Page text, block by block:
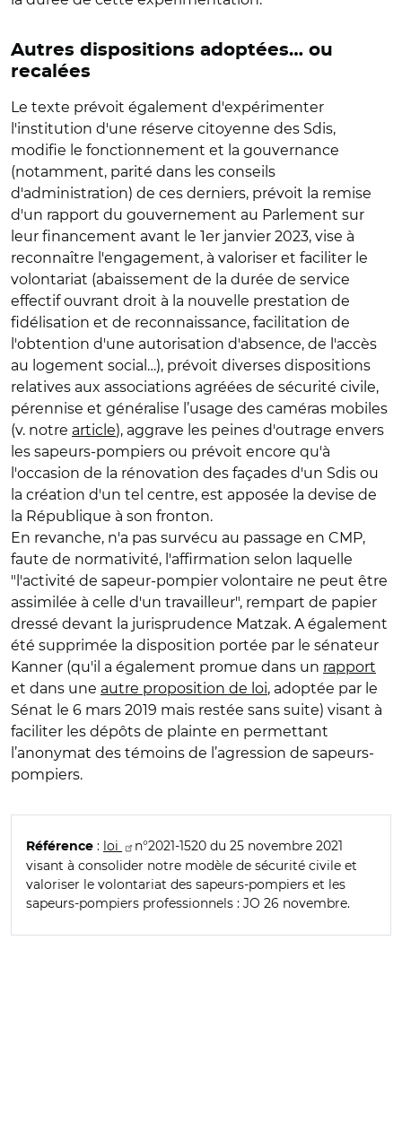
Autres dispositions adoptées… ou
recalées
Le texte prévoit également d'expérimenter
l'institution d'une réserve citoyenne des Sdis,
modifie le fonctionnement et la gouvernance
(notamment, parité dans les conseils
d'administration) de ces derniers, prévoit la remise
d'un rapport du gouvernement au Parlement sur
leur financement avant le 1er janvier 2023, vise à
reconnaître l'engagement, à valoriser et faciliter le
volontariat (abaissement de la durée de service
effectif ouvrant droit à la nouvelle prestation de
fidélisation et de reconnaissance, facilitation de
l'obtention d'une autorisation d'absence, de l'accès
au logement social…), prévoit diverses dispositions
relatives aux associations agréées de sécurité civile,
pérennise et généralise l’usage des caméras mobiles
(v. notre article), aggrave les peines d'outrage envers
les sapeurs-pompiers ou prévoit encore qu'à
l'occasion de la rénovation des façades d'un Sdis ou
la création d'un tel centre, est apposée la devise de
la République à son fronton.
En revanche, n'a pas survécu au passage en CMP,
faute de normativité, l'affirmation selon laquelle
"l'activité de sapeur-pompier volontaire ne peut être
assimilée à celle d'un travailleur", rempart de papier
dressé devant la jurisprudence Matzak. A également
été supprimée la disposition portée par le sénateur
Kanner (qu'il a également promue dans un rapport
et dans une autre proposition de loi, adoptée par le
Sénat le 6 mars 2019 mais restée sans suite) visant à
faciliter les dépôts de plainte en permettant
l’anonymat des témoins de l’agression de sapeurs-
pompiers.
Référence : loi
n°2021-1520 du 25 novembre 2021
visant à consolider notre modèle de sécurité civile et
valoriser le volontariat des sapeurs-pompiers et les
sapeurs-pompiers professionnels : JO 26 novembre.